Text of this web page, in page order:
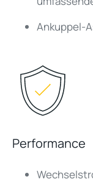
Ankuppel-
Performance